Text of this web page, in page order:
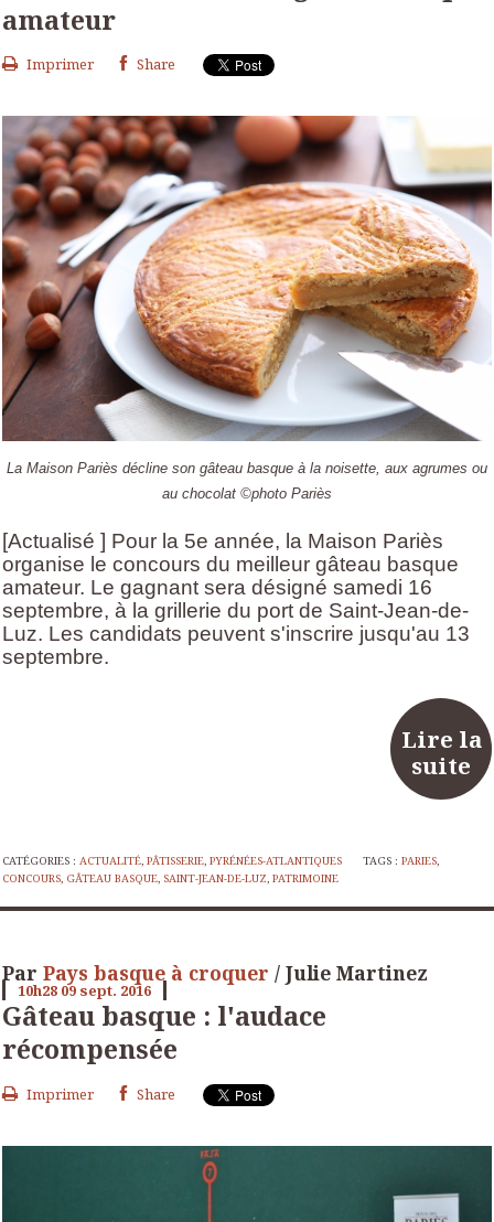
amateur
Imprimer Share
La Maison Pariès décline son gâteau basque à la noisette, aux agrumes ou
au chocolat ©photo Pariès
[Actualisé ] Pour la 5e année, la Maison Pariès
organise le concours du meilleur gâteau basque
amateur. Le gagnant sera désigné samedi 16
septembre, à la grillerie du port de Saint-Jean-de-
Luz. Les candidats peuvent s'inscrire jusqu'au 13
septembre.
Lire la
suite
CATÉGORIES : ACTUALITÉ, PÂTISSERIE, PYRÉNÉES-ATLANTIQUES TAGS :PARIES,
CONCOURS, GÂTEAU BASQUE, SAINT-JEAN-DE-LUZ, PATRIMOINE
Par Pays basque à croquer / Julie Martinez
10h28 09 sept. 2016
Gâteau basque : l'audace
récompensée
Imprimer Share